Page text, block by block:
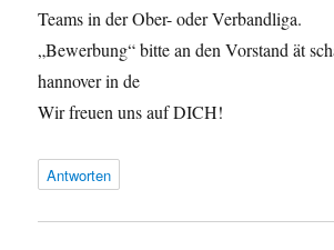
Teams in der Ober- oder Verbandliga.
„Bewerbung“ bitte an den Vorstand ät
hannover in de
Wir freuen uns auf DICH!
Antworten